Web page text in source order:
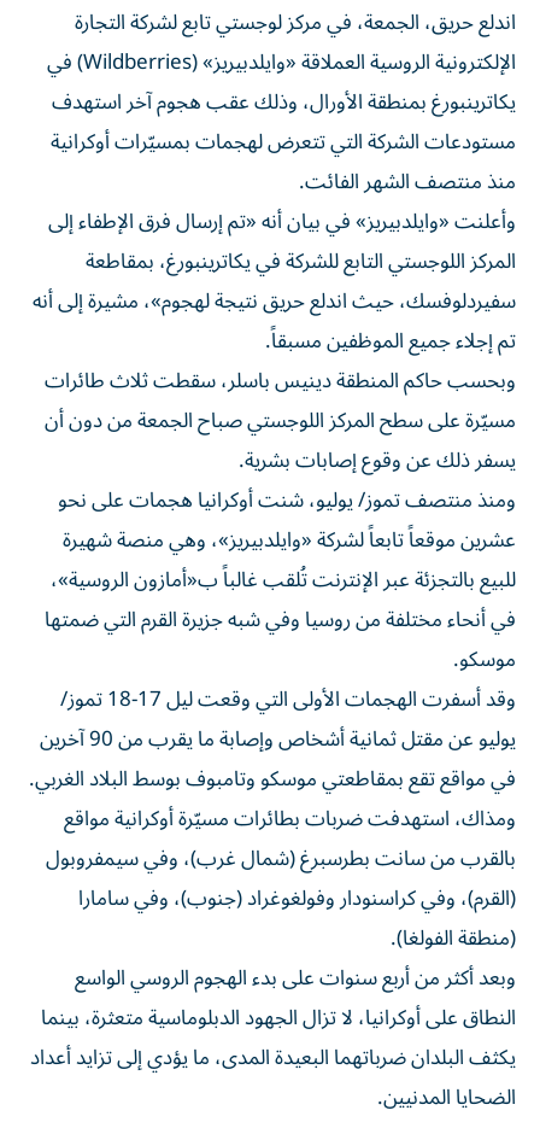
اندلع حريق، الجمعة، في مركز لوجستي تابع لشركة التجارة
الإلكترونية الروسية العملاقة «وايلدبيريز» (Wildberries) في
يكاترينبورغ بمنطقة الأورال، وذلك عقب هجوم آخر استهدف
مستودعات الشركة التي تتعرض لهجمات بمسيّرات أوكرانية
منذ منتصف الشهر الفائت.
وأعلنت «وايلدبيريز» في بيان أنه «تم إرسال فرق الإطفاء إلى
المركز اللوجستي التابع للشركة في يكاترينبورغ، بمقاطعة
سفيردلوفسك، حيث اندلع حريق نتيجة لهجوم»، مشيرة إلى أنه
تم إجلاء جميع الموظفين مسبقاً.
وبحسب حاكم المنطقة دينيس باسلر، سقطت ثلاث طائرات
مسيّرة على سطح المركز اللوجستي صباح الجمعة من دون أن
يسفر ذلك عن وقوع إصابات بشرية.
ومنذ منتصف تموز/ يوليو، شنت أوكرانيا هجمات على نحو
عشرين موقعاً تابعاً لشركة «وايلدبيريز»، وهي منصة شهيرة
للبيع بالتجزئة عبر الإنترنت تُلقب غالباً ب«أمازون الروسية»،
في أنحاء مختلفة من روسيا وفي شبه جزيرة القرم التي ضمتها
موسكو.
وقد أسفرت الهجمات الأولى التي وقعت ليل 17-18 تموز/
يوليو عن مقتل ثمانية أشخاص وإصابة ما يقرب من 90 آخرين
في مواقع تقع بمقاطعتي موسكو وتامبوف بوسط البلاد الغربي.
ومذاك، استهدفت ضربات بطائرات مسيّرة أوكرانية مواقع
بالقرب من سانت بطرسبرغ (شمال غرب)، وفي سيمفروبول
(القرم)، وفي كراسنودار وفولغوغراد (جنوب)، وفي سامارا
(منطقة الفولغا).
وبعد أكثر من أربع سنوات على بدء الهجوم الروسي الواسع
النطاق على أوكرانيا، لا تزال الجهود الدبلوماسية متعثرة، بينما
يكثف البلدان ضرباتهما البعيدة المدى، ما يؤدي إلى تزايد أعداد
الضحايا المدنيين.